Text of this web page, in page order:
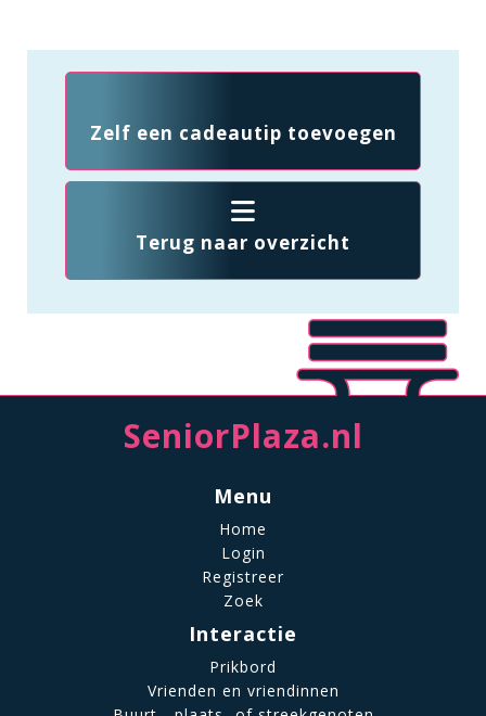
Zelf een cadeautip toevoegen
Terug naar overzicht
SeniorPlaza.nl
Menu
Home
Login
Registreer
Zoek
Interactie
Prikbord
Vrienden en vriendinnen